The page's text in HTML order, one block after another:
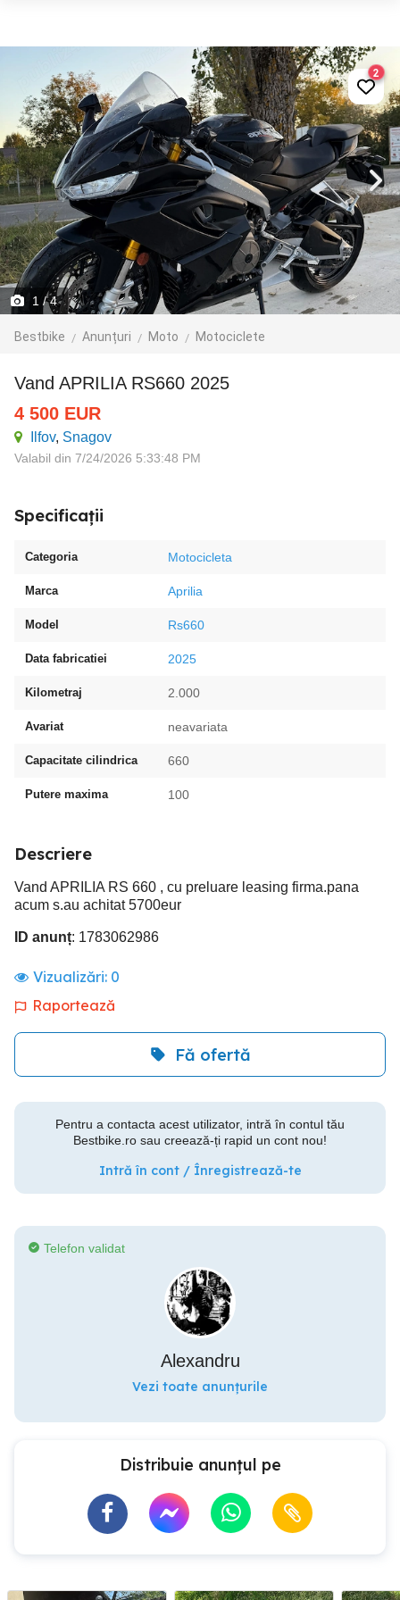
1 / 4
Bestbike Anunțuri Moto Motociclete
2
Vand APRILIA RS660 2025
4 500 EUR
Ilfov, Snagov
Valabil din 7/24/2026 5:33:48 PM
Specificații
Categoria Motocicleta
Marca Aprilia
Model Rs660
Data fabricatiei 2025
Kilometraj 2.000
Avariat neavariata
Capacitate cilindrica 660
Putere maxima 100
Descriere
Vand APRILIA RS 660 , cu preluare leasing firma.pana
acum s.au achitat 5700eur
ID anunț: 1783062986
Vizualizări: 0
Raportează
Fă ofertă
Pentru a contacta acest utilizator, intră în contul tău
Bestbike.ro sau creează-ți rapid un cont nou!
Intră în cont / Înregistrează-te
Telefon validat
Alexandru
Vezi toate anunțurile
Distribuie anunțul pe